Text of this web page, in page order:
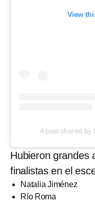
View
A post shared by
Hubieron grandes
finalistas en el
Natalia Jiménez
Río Roma